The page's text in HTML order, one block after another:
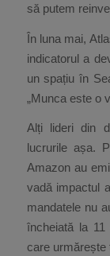
să putem
În luna mai,
indicatorul a
un spațiu în
„Munca este o
Alți lideri din
lucrurile așa.
Amazon au
vadă impactul
mandatele nu
încheiată la
care urmărește